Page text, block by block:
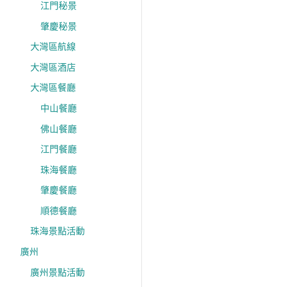
江門秘景
肇慶秘景
大灣區航線
大灣區酒店
大灣區餐廳
中山餐廳
佛山餐廳
江門餐廳
珠海餐廳
肇慶餐廳
順德餐廳
珠海景點活動
廣州
廣州景點活動